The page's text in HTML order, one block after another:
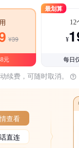
¥39
元
最划算
12
¥
每日
续费，可随时取消。
查看
直连